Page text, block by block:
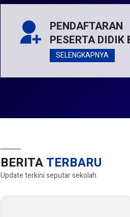
PENDAFTARAN
PESERTA DIDIK
SELENGKAPNYA
BERITA TERBARU
Update terkini seputar sekolah